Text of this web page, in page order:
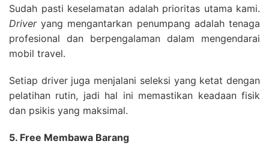
Sudah pasti keselamatan adalah prioritas utama kami.
Driveryang mengantarkan penumpang adalah tenaga
profesional dan berpengalaman dalam mengendarai
mobil travel.
Setiap driver juga menjalani seleksi yang ketat dengan
pelatihan rutin, jadi hal ini memastikan keadaan fisik
dan psikis yang maksimal.
5. Free Membawa Barang